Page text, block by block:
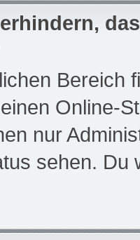
Bereich
Online-
nur
sehen.